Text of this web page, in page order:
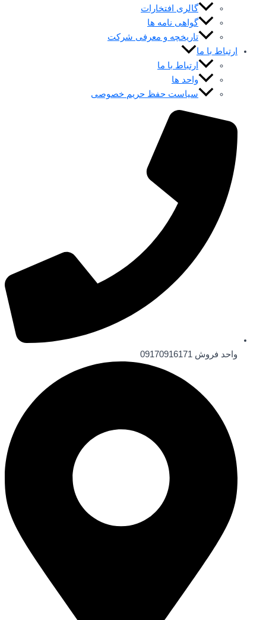
گالری افتخارات
گواهی نامه ها
تاریخچه و معرفی شرکت
ارتباط با ما
ارتباط با ما
واحد ها
سیاست حفظ حریم خصوصی
واحد فروش 09170916171